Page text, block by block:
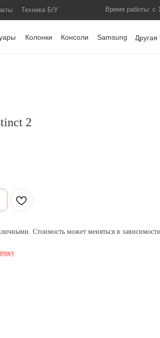
Время работы: с
Техника Б/У
Другая
Samsung
Консоли
Колонки
2
Стоимость может меняться в